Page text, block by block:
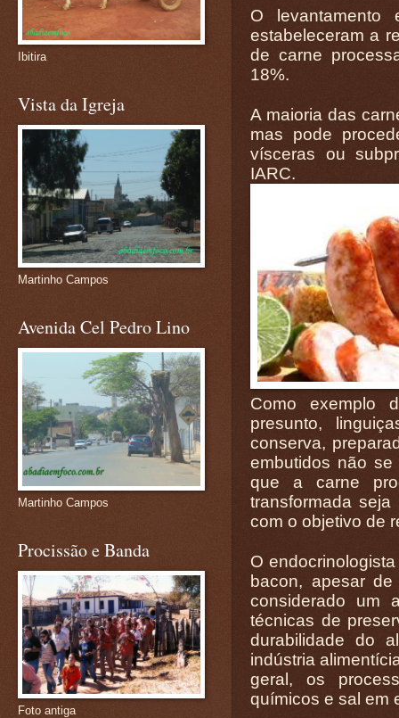
O levantamento
estabeleceram a
de carne
18%.
A maioria das
mas pode
vísceras ou
IARC.
Como exemplo
presunto,
conserva,
embutidos não
que a carne
transformada
com o objetivo de
O
bacon, apesar
considerado um
técnicas de
durabilidade do
indústria
geral, os
químicos e sal em
Ibitira
Vista da Igreja
Martinho Campos
Avenida Cel Pedro Lino
Martinho Campos
Procissão e Banda
Foto antiga